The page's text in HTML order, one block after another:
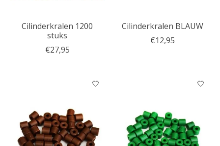
Cilinderkralen 1200
stuks
€27,95
Cilinderkralen BLAUW
€12,95